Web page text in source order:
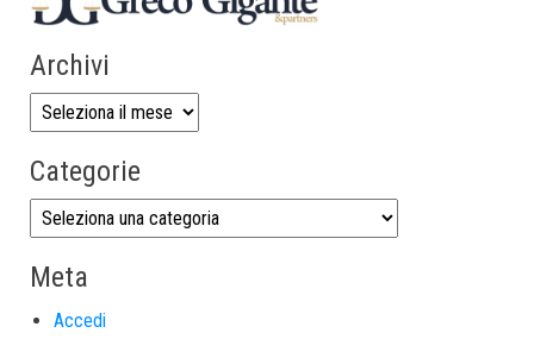
Archivi
Categorie
Meta
Accedi